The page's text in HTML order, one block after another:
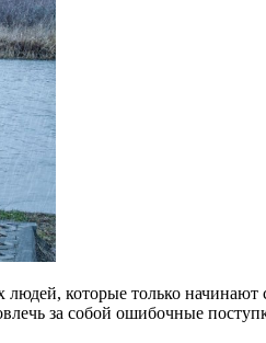
которые только
за собой ошибочные